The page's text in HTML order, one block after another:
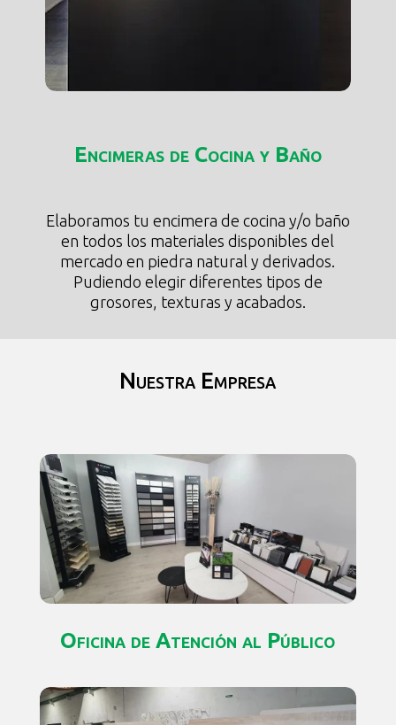
Encimeras de Cocina y Baño
Elaboramos tu encimera de cocina y/o baño
en todos los materiales disponibles del
mercado en piedra natural y derivados.
Pudiendo elegir diferentes tipos de
grosores, texturas y acabados.
Nuestra Empresa
Oficina de Atención al Público